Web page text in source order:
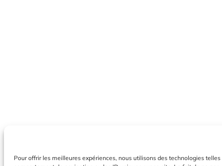
Pour offrir les meilleures expériences, nous utilisons des technologies